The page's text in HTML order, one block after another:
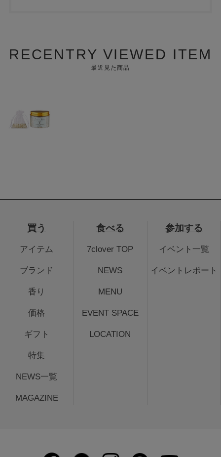
RECENTRY VIEWED ITEM
最近見た商品
買う
アイテム
ブランド
香り
価格
ギフト
特集
NEWS一覧
MAGAZINE
食べる
7clover TOP
NEWS
MENU
EVENT SPACE
LOCATION
参加する
イベント一覧
イベントレポート